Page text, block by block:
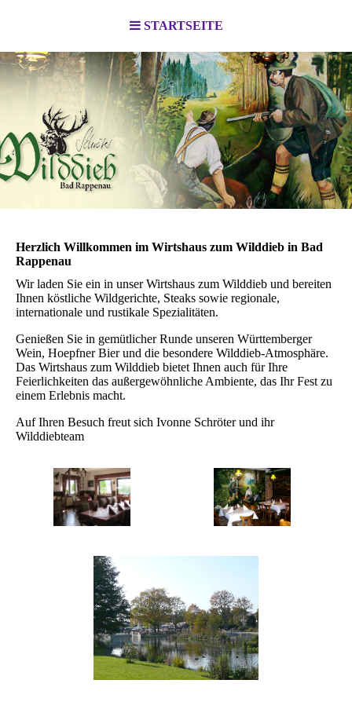
STARTSEITE
Herzlich Willkommen im Wirtshaus zum Wilddieb in Bad
Rappenau
Wir laden Sie ein in unser Wirtshaus zum Wilddieb und bereiten
Ihnen köstliche Wildgerichte, Steaks sowie regionale,
internationale und rustikale Spezialitäten.
Genießen Sie in gemütlicher Runde unseren Württemberger
Wein, Hoepfner Bier und die besondere Wilddieb-Atmosphäre.
Das Wirtshaus zum Wilddieb bietet Ihnen auch für Ihre
Feierlichkeiten das außergewöhnliche Ambiente, das Ihr Fest zu
einem Erlebnis macht.
Auf Ihren Besuch freut sich Ivonne Schröter und ihr
Wilddiebteam